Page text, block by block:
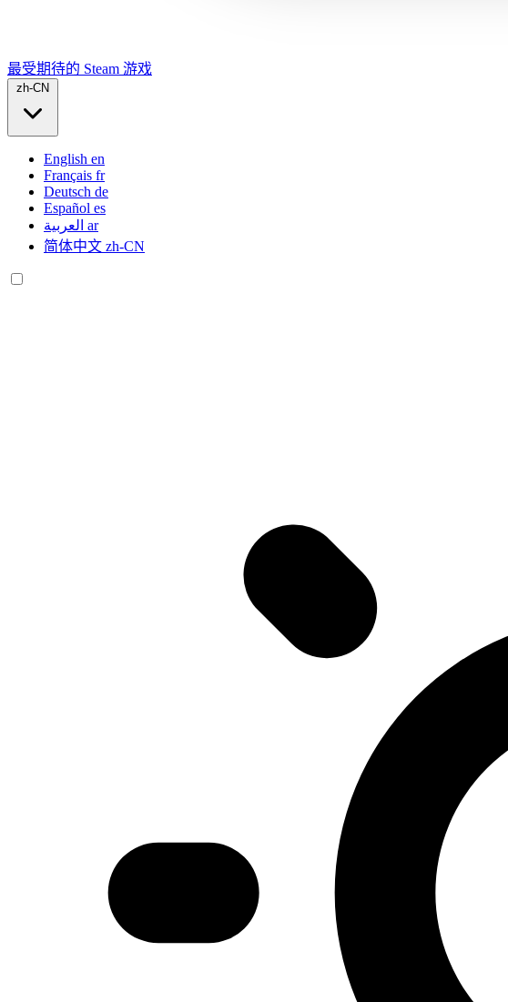
最受期待的 Steam 游戏
zh-CN
English en
Français fr
Deutsch de
Español es
العربية ar
简体中文 zh-CN